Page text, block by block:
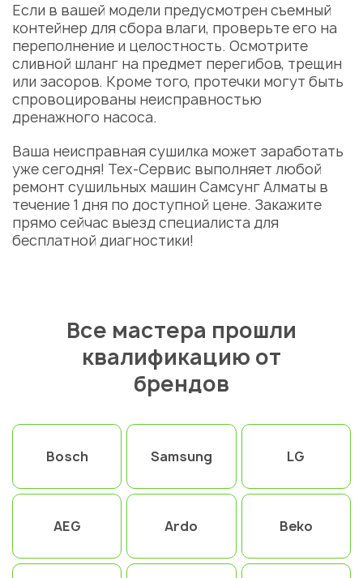
Если в вашей модели предусмотрен съемный
контейнер для сбора влаги, проверьте его на
переполнение и целостность. Осмотрите
сливной шланг на предмет перегибов, трещин
или засоров. Кроме того, протечки могут быть
спровоцированы неисправностью
дренажного насоса.
Ваша неисправная сушилка может заработать
уже сегодня! Тех-Сервис выполняет любой
ремонт сушильных машин СамсунгАлматы в
течение 1 дня по доступной цене. Закажите
прямо сейчас выезд специалиста для
бесплатной диагностики!
Все мастера прошли
квалификацию от
брендов
Bosch Samsung LG
AEG Ardo Beko